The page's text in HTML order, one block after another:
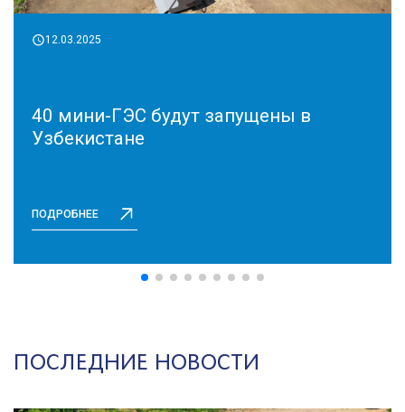
12.03.2025
40 мини-ГЭС будут запущены в
Узбекистане
ПОДРОБНЕЕ
ПОСЛЕДНИЕ НОВОСТИ